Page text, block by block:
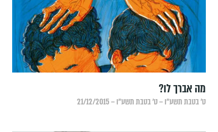
מה אברך לו?
ט׳ בטבת תשע״ו – ט׳ בטבת תשע״ו – 21/12/2015